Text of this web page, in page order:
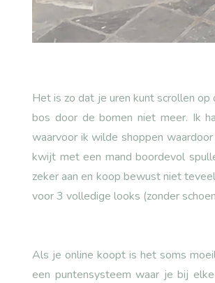
Het is zo dat je uren kunt scrollen
bos door de bomen niet meer. Ik
waarvoor ik wilde shoppen
kwijt met een mand boordevol
zeker aan en koop bewust niet
voor 3 volledige looks (zonder
Als je online koopt is het soms
een puntensysteem waar je bij